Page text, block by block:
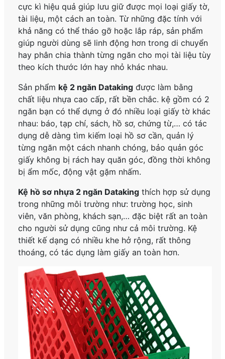
cực kì hiệu quả giúp lưu giữ được mọi loại giấy tờ,
tài liệu, một cách an toàn. Từ những đặc tính với
khả năng có thể tháo gỡ hoặc lắp ráp, sản phẩm
giúp người dùng sẽ linh động hơn trong di chuyển
hay phân chia thành từng ngăn cho mọi tài liệu tùy
theo kích thước lớn hay nhỏ khác nhau.
Sản phẩm kệ 2 ngăn Dataking được làm bằng
chất liệu nhựa cao cấp, rất bền chắc. kệ gồm có 2
ngăn bạn có thể dựng ở đó nhiều loại giấy tờ khác
nhau: báo, tạp chí, sách, hồ sơ, chứng từ,… có tác
dụng dễ dàng tìm kiếm loại hồ sơ cần, quản lý
từng ngăn một cách nhanh chóng, bảo quản góc
giấy không bị rách hay quăn góc, đồng thời không
bị ẩm mốc, động vật gặm nhấm.
Kệ hồ sơ nhựa 2 ngăn Dataking thích hợp sử dụng
trong những môi trường như: trường học, sinh
viên, văn phòng, khách sạn,… đặc biệt rất an toàn
cho người sử dụng cũng như cả môi trường. Kệ
thiết kế dạng có nhiều khe hở rộng, rất thông
thoáng, có tác dụng làm giấy an toàn hơn.